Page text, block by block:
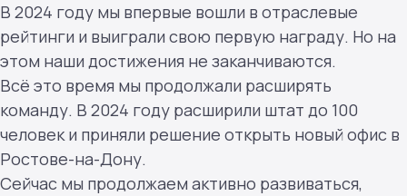
В 2024 году мы впервые вошли в отраслевые
рейтинги и выиграли свою первую награду. Но на
этом наши достижения не заканчиваются.
Всё это время мы продолжали расширять
команду. В 2024 году расширили штат до 100
человек и приняли решение открыть новый офис в
Ростове-на-Дону.
Сейчас мы продолжаем активно развиваться,